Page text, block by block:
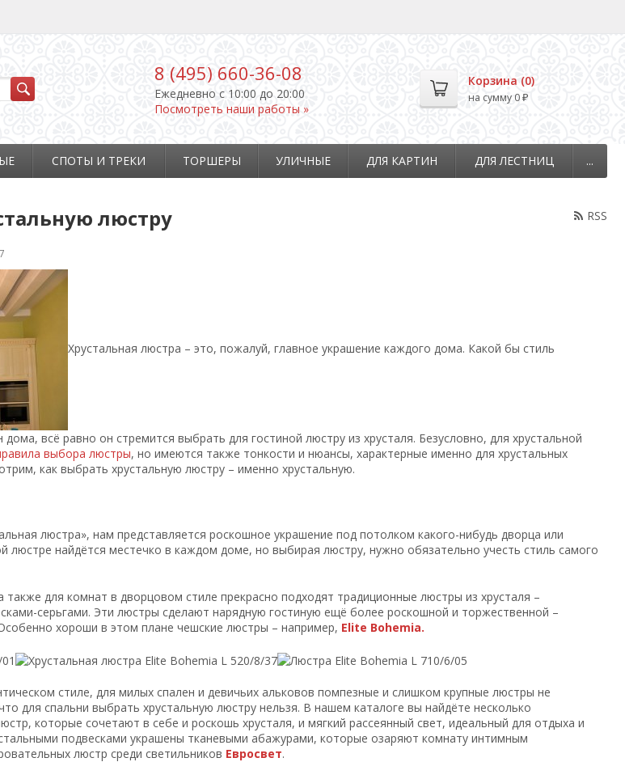
8 (495) 660-36-08
Ежедневно c 10:00 до 20:00
Посмотреть наши работы »
Корзина (0)
на сумму 0 ₽
СПОТЫ И ТРЕКИ ТОРШЕРЫ УЛИЧНЫЕ ДЛЯ КАРТИН ДЛЯ ЛЕСТНИЦ ...
RSS
люстру
Хрустальная люстра – это, пожалуй, главное украшение каждого дома. Какой бы стиль
всё равно он стремится выбрать для гостиной люстру из хрусталя. Безусловно, для хрустальной
выбора люстры, но имеются также тонкости и нюансы, характерные именно для хрустальных
как выбрать хрустальную люстру – именно хрустальную.
люстра», нам представляется роскошное украшение под потолком какого-нибудь дворца или
люстре найдётся местечко в каждом доме, но выбирая люстру, нужно обязательно учесть стиль самого
также для комнат в дворцовом стиле прекрасно подходят традиционные люстры из хрусталя –
серьгами. Эти люстры сделают нарядную гостиную ещё более роскошной и торжественной –
хороши в этом плане чешские люстры – например, Elite Bohemia.
стиле, для милых спален и девичьих альковов помпезные и слишком крупные люстры не
для спальни выбрать хрустальную люстру нельзя. В нашем каталоге вы найдёте несколько
которые сочетают в себе и роскошь хрусталя, и мягкий рассеянный свет, идеальный для отдыха и
подвесками украшены тканевыми абажурами, которые озаряют комнату интимным
люстр среди светильников Евросвет.